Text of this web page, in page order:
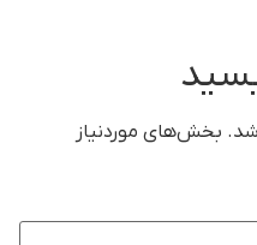
بخش‌های موردنیاز